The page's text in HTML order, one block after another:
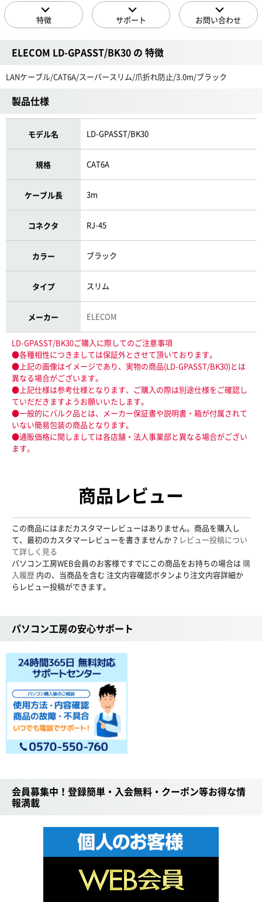
特徴 サポート お問い合わせ
ELECOM LD-GPASST/BK30 の 特徴
LANケーブル/CAT6A/スーパースリム/爪折れ防止/3.0m/ブラック
製品仕様
モデル名 LD-GPASST/BK30
規格 CAT6A
ケーブル長 3m
コネクタ RJ-45
カラー ブラック
タイプ スリム
メーカー ELECOM
LD-GPASST/BK30ご購入に際してのご注意事項
●各種相性につきましては保証外とさせて頂いております。
●上記の画像はイメージであり、実物の商品(LD-GPASST/BK30)とは
異なる場合がございます。
●上記仕様は参考仕様となります、ご購入の際は別途仕様をご確認し
ていだだきますようお願いいたします。
●一般的にバルク品とは、メーカー保証書や説明書・箱が付属されて
いない簡易包装の商品となります。
●通販価格に関しましては各店舗・法人事業部と異なる場合がござい
ます。
商品レビュー
この商品にはまだカスタマーレビューはありません。商品を購入し
て、最初のカスタマーレビューを書きませんか？ レビュー投稿につい
て詳しく見る
パソコン工房WEB会員のお客様ですでにこの商品をお持ちの場合は 購
入履歴 内の、当商品を含む 注文内容確認ボタンより注文内容詳細か
らレビュー投稿ができます。
パソコン工房の安心サポート
会員募集中！登録簡単・入会無料・クーポン等お得な情
報満載